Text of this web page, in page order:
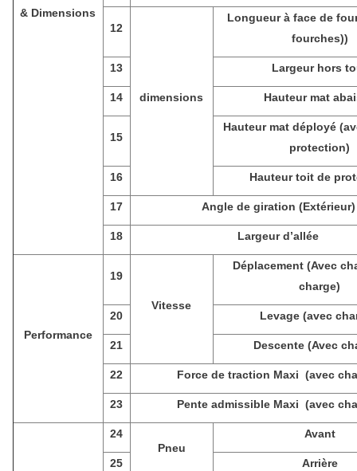
& Dimensions
12
dimensions
Longueur à face de
fourches))
13 Largeur hors
14 Hauteur mat
15
Hauteur mat déployé
protection)
16 Hauteur toit de
17 Angle de giration (Extérieur)
18 Largeur d’allée
Performance
19
Vitesse
Déplacement (Avec
charge)
20 Levage (avec
21 Descente (Avec
22 Force de traction Maxi (avec
23 Pente admissible Maxi (avec
24
Pneu
Avant
25 Arrière